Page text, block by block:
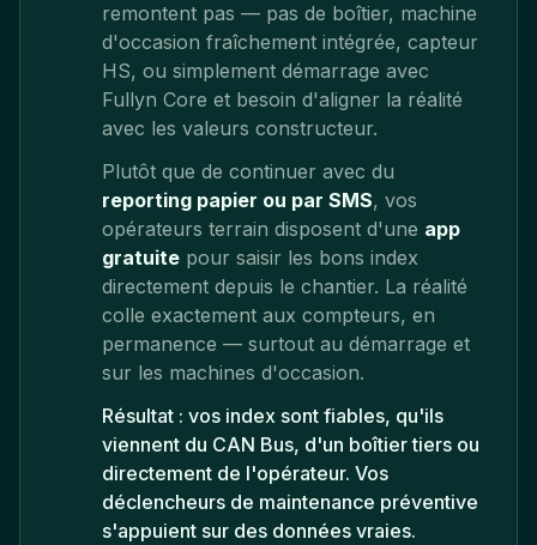
remontent pas — pas de boîtier, machine
d'occasion fraîchement intégrée, capteur
HS, ou simplement démarrage avec
Fullyn Core et besoin d'aligner la réalité
avec les valeurs constructeur.
Plutôt que de continuer avec du
reporting papier ou par SMS, vos
opérateurs terrain disposent d'une app
gratuite pour saisir les bons index
directement depuis le chantier. La réalité
colle exactement aux compteurs, en
permanence — surtout au démarrage et
sur les machines d'occasion.
Résultat : vos index sont fiables, qu'ils
viennent du CAN Bus, d'un boîtier tiers ou
directement de l'opérateur. Vos
déclencheurs de maintenance préventive
s'appuient sur des données vraies.